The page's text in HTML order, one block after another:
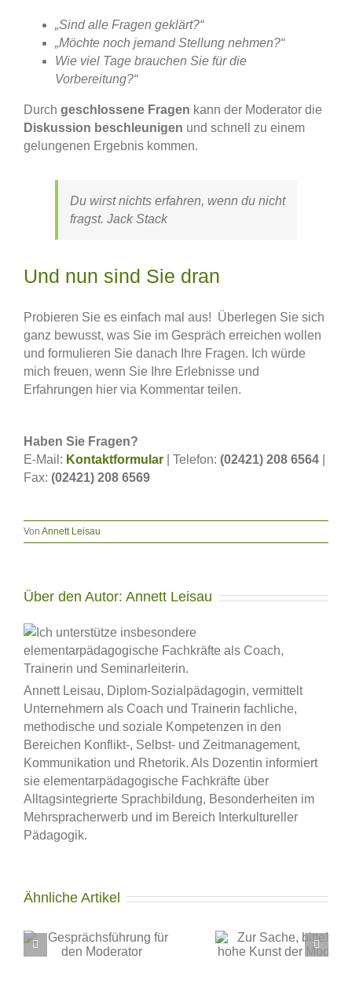
„Sind alle Fragen geklärt?“
„Möchte noch jemand Stellung nehmen?“
Wie viel Tage brauchen Sie für die
Vorbereitung?“
Durch geschlossene Fragen kann der Moderator die
Diskussion beschleunigen und schnell zu einem
gelungenen Ergebnis kommen.
Du wirst nichts erfahren, wenn du nicht
fragst. Jack Stack
Und nun sind Sie dran
Probieren Sie es einfach mal aus! Überlegen Sie sich
ganz bewusst, was Sie im Gespräch erreichen wollen
und formulieren Sie danach Ihre Fragen. Ich würde
mich freuen, wenn Sie Ihre Erlebnisse und
Erfahrungen hier via Kommentar teilen.
Haben Sie Fragen?
E-Mail: Kontaktformular | Telefon: (02421) 208 6564
Fax: (02421) 208 6569
Von Annett Leisau
Über den Autor: Annett Leisau
Annett Leisau, Diplom-Sozialpädagogin, vermittelt
Unternehmern als Coach und Trainerin fachliche,
methodische und soziale Kompetenzen in den
Bereichen Konflikt-, Selbst- und Zeitmanagement,
Kommunikation und Rhetorik. Als Dozentin informiert
sie elementarpädagogische Fachkräfte über
Alltagsintegrierte Sprachbildung, Besonderheiten im
Mehrspracherwerb und im Bereich Interkultureller
Pädagogik.
Ähnliche Artikel